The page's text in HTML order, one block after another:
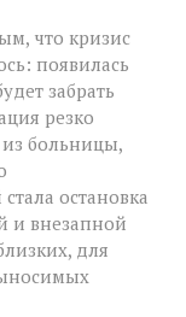
что кризис
появилась
забрать
резко
больницы,
остановка
и внезапной
для